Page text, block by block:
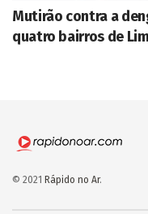
Mutirão contra a
quatro bairros de
© 2021 Rápido no Ar.